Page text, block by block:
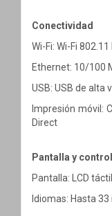
Conectividad
Wi-Fi: Wi-Fi
Ethernet: 10/100
USB: USB de alta
Impresión móvil:
Direct
Pantalla y control
Pantalla: LCD
Idiomas: Hasta